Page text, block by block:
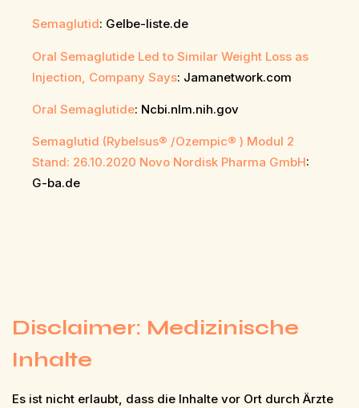
Semaglutid: Gelbe-liste.de
Oral Semaglutide Led to Similar Weight Loss as
Injection, Company Says: Jamanetwork.com
Oral Semaglutide: Ncbi.nlm.nih.gov
Semaglutid (Rybelsus® /Ozempic® ) Modul 2
Stand: 26.10.2020 Novo Nordisk Pharma GmbH:
G-ba.de
Disclaimer: Medizinische
Inhalte
Es ist nicht erlaubt, dass die Inhalte vor Ort durch Ärzte